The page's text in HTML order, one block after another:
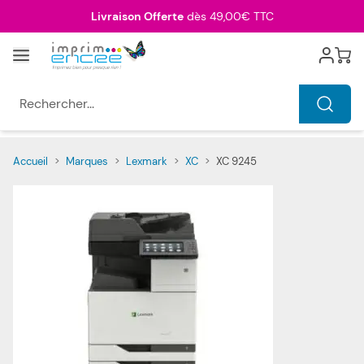
Livraison Offertedès 49,00€ TTC
Menu Cart
Accueil > Marques > Lexmark > XC > XC 9245